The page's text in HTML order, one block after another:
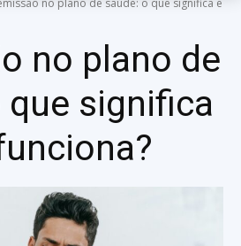
no plano de saúde: o que significa e
no plano de
que significa